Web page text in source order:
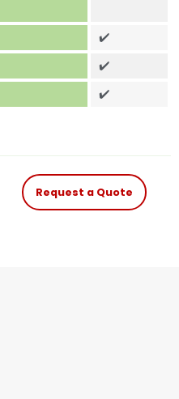
✔️
✔️
✔️
Request a Quote